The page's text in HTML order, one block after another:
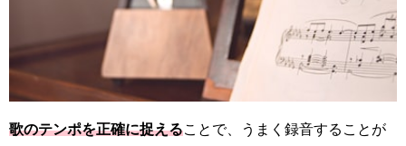
歌のテンポを正確に捉える ことで、うまく録音することが